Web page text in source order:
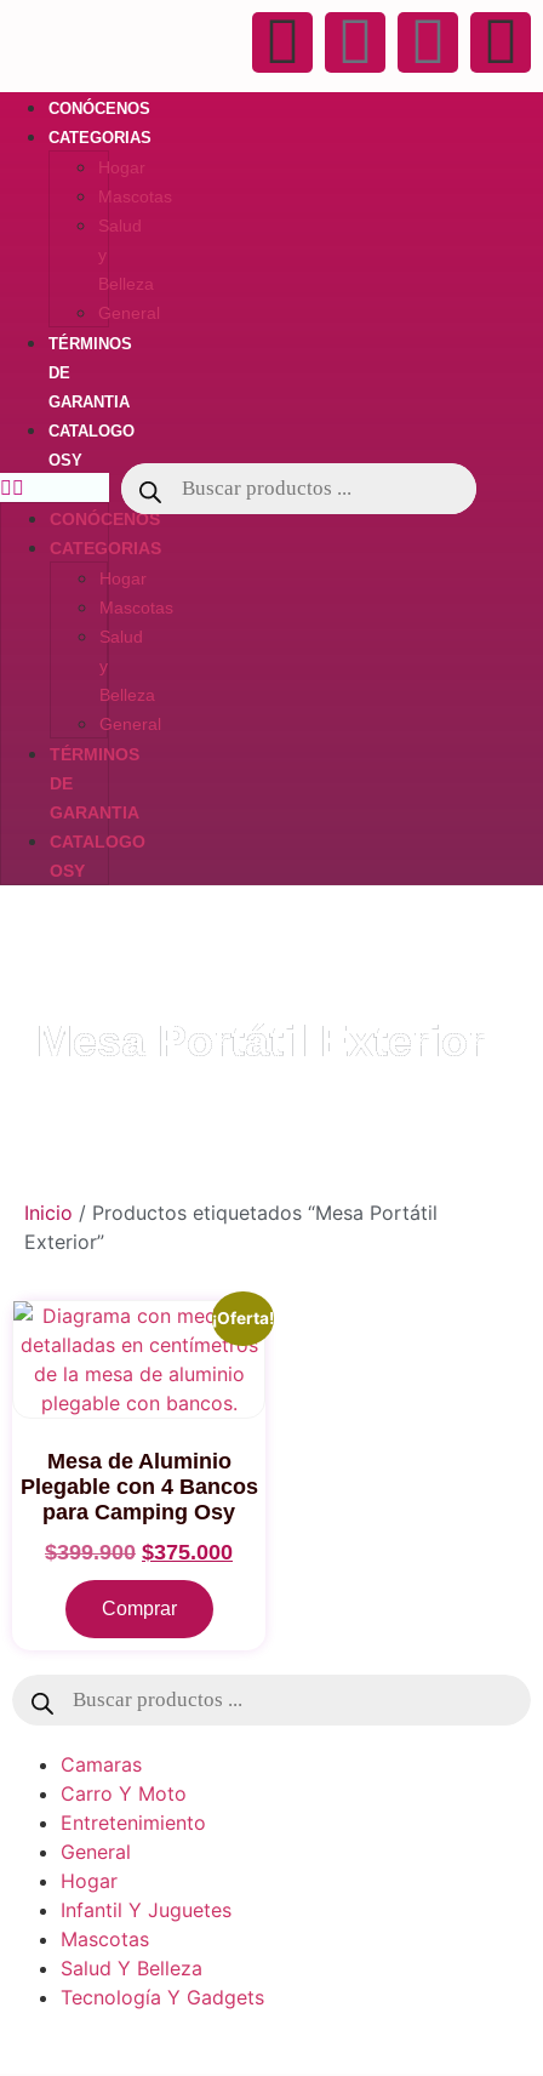
CONÓCENOS
CATEGORIAS
Hogar
Mascotas
Salud
y
Belleza
General
TÉRMINOS
DE
GARANTIA
CATALOGO
OSY
CONÓCENOS
CATEGORIAS
Hogar
Mascotas
Salud
y
Belleza
General
TÉRMINOS
DE
GARANTIA
CATALOGO
OSY
Mesa Portátil Exterior
Inicio / Productos etiquetados “Mesa Portátil
Exterior”
Camaras
Carro Y Moto
Entretenimiento
General
Hogar
Infantil Y Juguetes
Mascotas
Salud Y Belleza
Tecnología Y Gadgets
¡Oferta!
Mesa de Aluminio
Plegable con 4 Bancos
para Camping Osy
$399.900 $375.000
Comprar